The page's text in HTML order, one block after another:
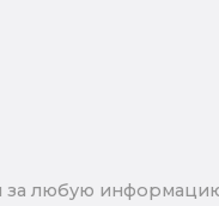
за любую